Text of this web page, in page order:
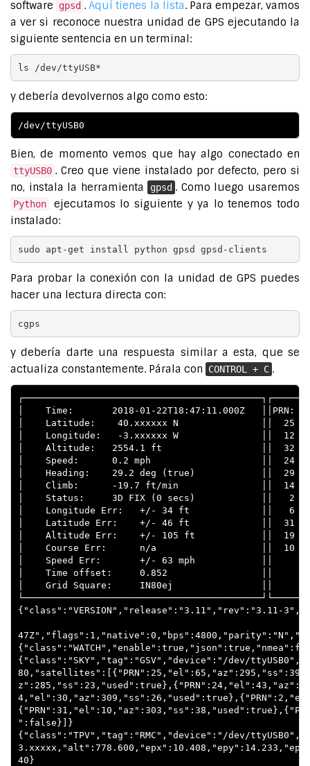
software
gpsd .Aquí tienes la lista. Para empezar, vamos
a ver si reconoce nuestra unidad de GPS ejecutando la
siguiente sentencia en un terminal:
ls /dev/ttyUSB*
y debería devolvernos algo como esto:
/dev/ttyUSB0
Bien, de momento vemos que hay algo conectado en
ttyUSB0 . Creo que viene instalado por defecto, pero si
no, instala la herramienta
gpsd . Como luego usaremos
Python
ejecutamos lo siguiente y ya lo tenemos todo
instalado:
sudo apt-get install python gpsd gpsd-clients
Para probar la conexión con la unidad de GPS puedes
hacer una lectura directa con:
cgps
y debería darte una respuesta similar a esta, que se
actualiza constantemente. Párala con
CONTROL + C .
│    Time:       2018-01-22T18:47:11.000Z   ││PRN:
│    Latitude:    40.xxxxxx N               ││  25
│    Longitude:   -3.xxxxxx W               ││  12
│    Altitude:   2554.1 ft                  ││  32
│    Speed:      0.2 mph                    ││  24
│    Heading:    29.2 deg (true)            ││  29
│    Climb:      -19.7 ft/min               ││  14
│    Status:     3D FIX (0 secs)            ││   2
│    Longitude Err:   +/- 34 ft             ││   6
│    Latitude Err:    +/- 46 ft             ││  31
│    Altitude Err:    +/- 105 ft            ││  19
│    Course Err:      n/a                   ││  10
│    Speed Err:       +/- 63 mph
│    Time offset:     0.852                 ││
│    Grid Square:     IN80ej                ││
{"class":"VERSION","release":"3.11","rev":"3.11-
{"class":"SKY","tag":"GSV","device":"/dev/
":false}]}
{"class":"TPV","tag":"RMC","device":"/dev/
40}